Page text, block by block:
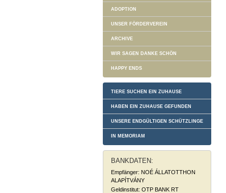
ADOPTION
UNSER FÖRDERVEREIN
ARCHIVE
WIR SAGEN DANKE SCHÖN
HAPPY ENDS
TIERE SUCHEN EIN ZUHAUSE
HABEN EIN ZUHAUSE GEFUNDEN
UNSERE ENDGÜLTIGEN SCHÜTZLINGE
IN MEMORIAM
BANKDATEN:
Empfänger: NOÉ ÁLLATOTTHON
ALAPÍTVÁNY
Geldinstitut: OTP BANK RT